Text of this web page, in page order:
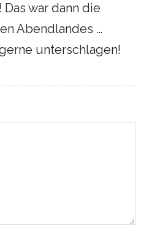
war dann die
Abendlandes …
unterschlagen!